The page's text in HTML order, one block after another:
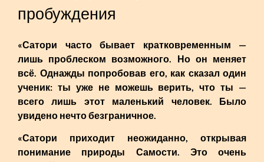
пробуждения
«Сатори часто бывает кратковременным —
лишь проблеском возможного. Но он меняет
всё. Однажды попробовав его, как сказал один
ученик: ты уже не можешь верить, что ты —
всего лишь этот маленький человек. Было
увидено нечто безграничное.
«Сатори приходит неожиданно, открывая
понимание природы Самости. Это очень